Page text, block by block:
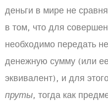
деньги в мире не
в том, что для
необходимо передать
денежную сумму (или
эквивалент), и для
пруты, тогда как